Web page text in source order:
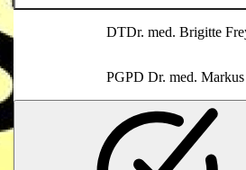
DT Dr. med.
PG